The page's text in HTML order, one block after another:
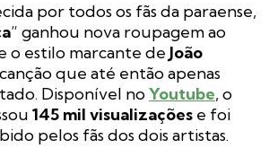
por todos os fãs da paraense,
” ganhou nova roupagem ao
o estilo marcante de João
que até então apenas
Disponível noYoutube, o
145 mil visualizações e foi
pelos fãs dos dois artistas.